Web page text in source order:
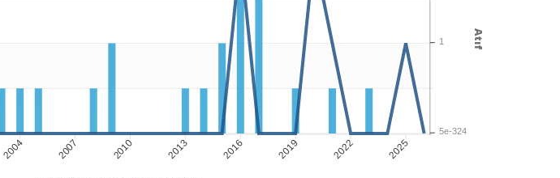
2004 2007 2010 2013 2016 2019 2022 2025
1
5e-324
Atıf